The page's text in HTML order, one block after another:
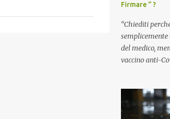
Firmare ” ?
“Chiediti
del medico,
vaccino anti-
domanda
quella posta